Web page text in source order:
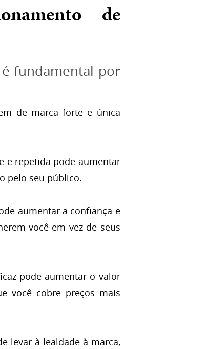
de
fundamental por
de marca forte e única
e repetida pode aumentar
pelo seu público.
aumentar a confiança e
você em vez de seus
pode aumentar o valor
você cobre preços mais
levar à lealdade à marca,